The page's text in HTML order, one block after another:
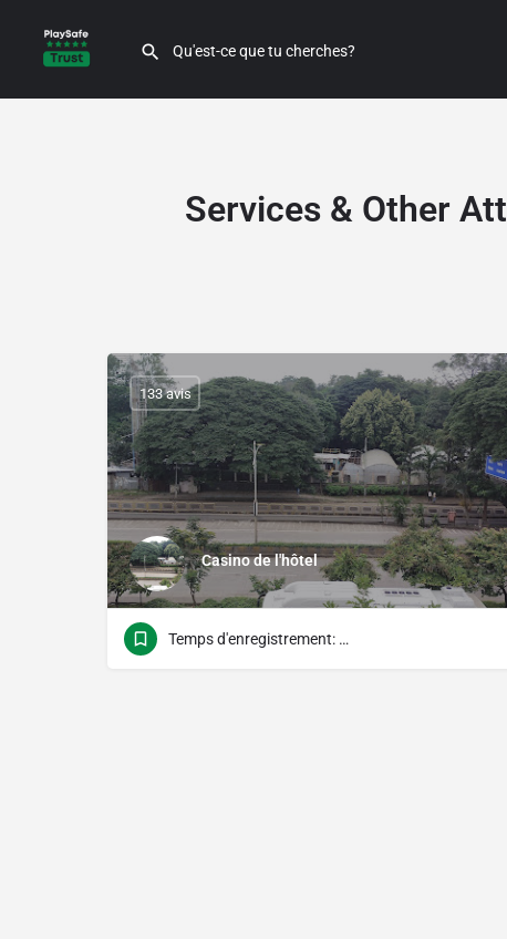
Services & Other
Casino de l'hôtel
133 avis
Temps d'enregistrement: 12h00 Temps de contrôle: 11h00